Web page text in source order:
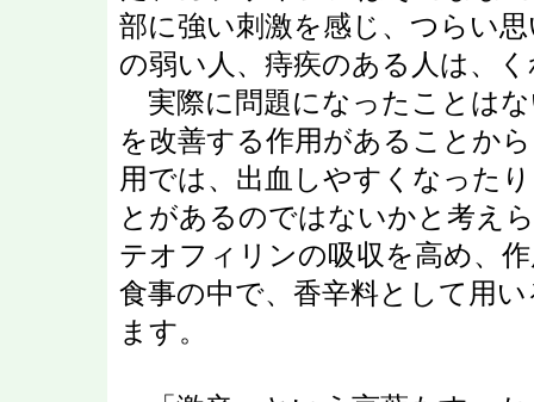
部に強い刺激を感じ、つらい
の弱い人、痔疾のある人は、
実際に問題になったことは
を改善する作用があることか
用では、出血しやすくなった
とがあるのではないかと考え
テオフィリンの吸収を高め、
食事の中で、香辛料として用
ます。